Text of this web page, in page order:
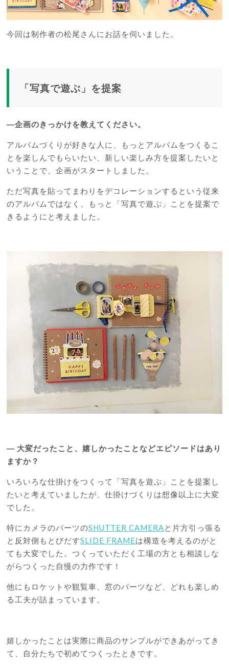
今回は制作者の松尾さんにお話を伺いました。
「写真で遊ぶ」を提案
―企画のきっかけを教えてください。
アルバムづくりが好きな人に、もっとアルバムをつくるこ
とを楽しんでもらいたい、新しい楽しみ方を提案したいと
いうことで、企画がスタートしました。
ただ写真を貼ってまわりをデコレーションするという従来
のアルバムではなく、もっと「写真で遊ぶ」ことを提案で
きるようにと考えました。
― 大変だったこと、嬉しかったことなどエピソードはあり
ますか？
いろいろな仕掛けをつくって「写真を遊ぶ」ことを提案し
たいと考えていましたが、仕掛けづくりは想像以上に大変
でした。
特にカメラのパーツのSHUTTER CAMERA と片方引っ張る
と反対側もとびだすSLIDE FRAMEは構造を考えるのがと
ても大変でした。つくっていただく工場の方とも相談しな
がらつくった自慢の力作です！
他にもロケットや観覧車、窓のパーツなど、どれも楽しめ
る工夫が詰まっています。
嬉しかったことは実際に商品のサンプルができあがってき
て、自分たちで初めてつくったときです。